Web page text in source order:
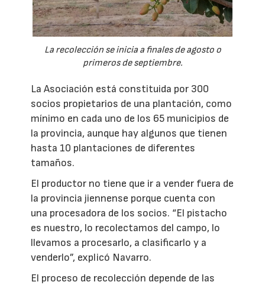
La recolección se inicia a finales de agosto o
primeros de septiembre.
La Asociación está constituida por 300
socios propietarios de una plantación, como
mínimo en cada uno de los 65 municipios de
la provincia, aunque hay algunos que tienen
hasta 10 plantaciones de diferentes
tamaños.
El productor no tiene que ir a vender fuera de
la provincia jiennense porque cuenta con
una procesadora de los socios. “El pistacho
es nuestro, lo recolectamos del campo, lo
llevamos a procesarlo, a clasificarlo y a
venderlo”, explicó Navarro.
El proceso de recolección depende de las